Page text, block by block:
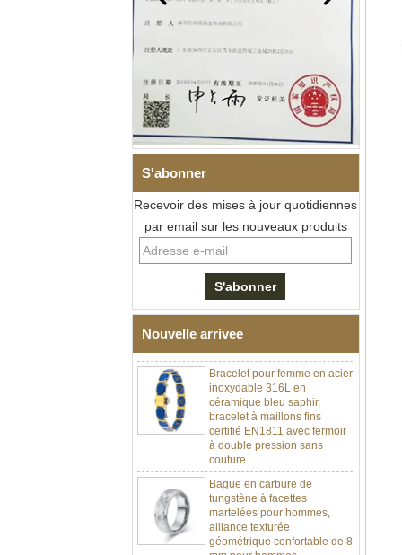
S'abonner
Recevoir des mises à jour quotidiennes
par email sur les nouveaux produits
Nouvelle arrivee
inoxydable 304 en
céramique de zircone noire
déployant à double poussée
316L, bracelet à maillons
thérapeutiques avec pierres
magnétiques et germanium
intégrées
Bracelet pour femme en acier
inoxydable 316L en
céramique bleu saphir,
bracelet à maillons fins
certifié EN1811 avec fermoir
à double pression sans
couture
Bague en carbure de
tungstène à facettes
martelées pour hommes,
alliance texturée
géométrique confortable de 8
mm pour hommes